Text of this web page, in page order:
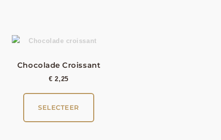
Chocolade Croissant
€ 2,25
SELECTEER